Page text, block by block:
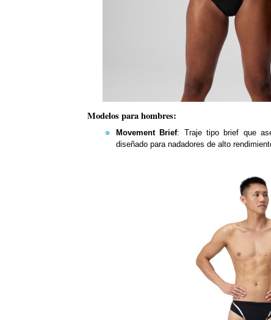
Modelos para hombres:
Movement Brief: Traje tipo brief que
diseñado para nadadores de alto